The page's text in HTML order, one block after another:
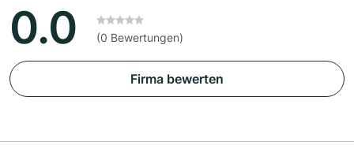
0.0 (0 Bewertungen)
Firma bewerten